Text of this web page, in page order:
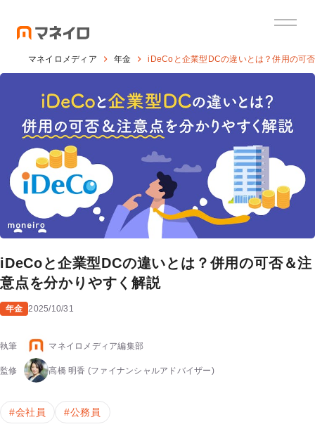
マネイロメディア 年金 iDeCoと企業型DCの違いとは？併用の可
iDeCoと企業型DCの違いとは？併用の可否＆注
意点を分かりやすく解説
年金 2025/10/31
執筆 マネイロメディア編集部
監修 高橋 明香 (ファイナンシャルアドバイザー)
#会社員 #公務員